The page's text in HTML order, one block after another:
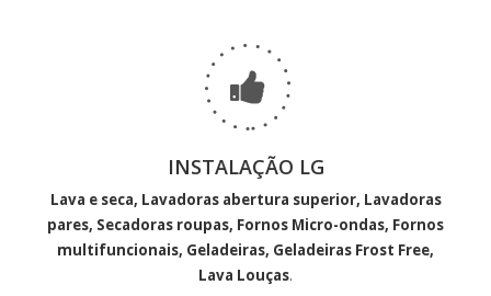
INSTALAÇÃO LG
Lava e seca, Lavadoras abertura superior, Lavadoras
pares, Secadoras roupas, Fornos Micro-ondas, Fornos
multifuncionais, Geladeiras, Geladeiras Frost Free,
Lava Louças.